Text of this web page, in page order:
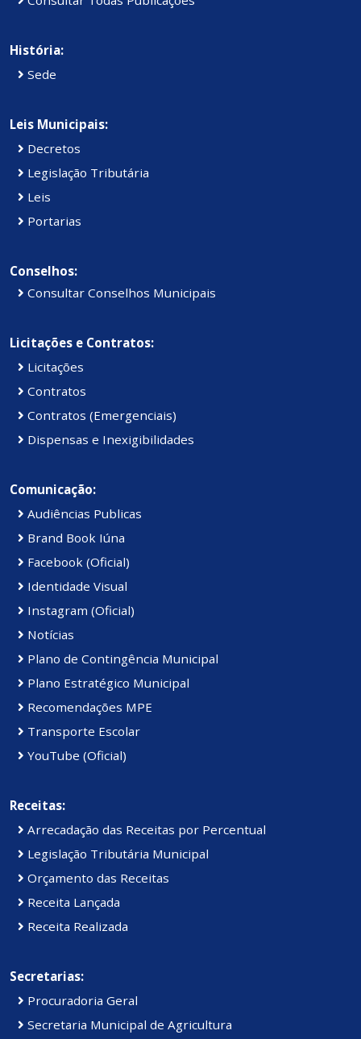
História:
Sede
Leis Municipais:
Decretos
Legislação Tributária
Leis
Portarias
Conselhos:
Consultar Conselhos Municipais
Licitações e Contratos:
Licitações
Contratos
Contratos (Emergenciais)
Dispensas e Inexigibilidades
Comunicação:
Audiências Publicas
Brand Book Iúna
Facebook (Oficial)
Identidade Visual
Instagram (Oficial)
Notícias
Plano de Contingência Municipal
Plano Estratégico Municipal
Recomendações MPE
Transporte Escolar
YouTube (Oficial)
Receitas:
Arrecadação das Receitas por Percentual
Legislação Tributária Municipal
Orçamento das Receitas
Receita Lançada
Receita Realizada
Secretarias:
Procuradoria Geral
Secretaria Municipal de Agricultura